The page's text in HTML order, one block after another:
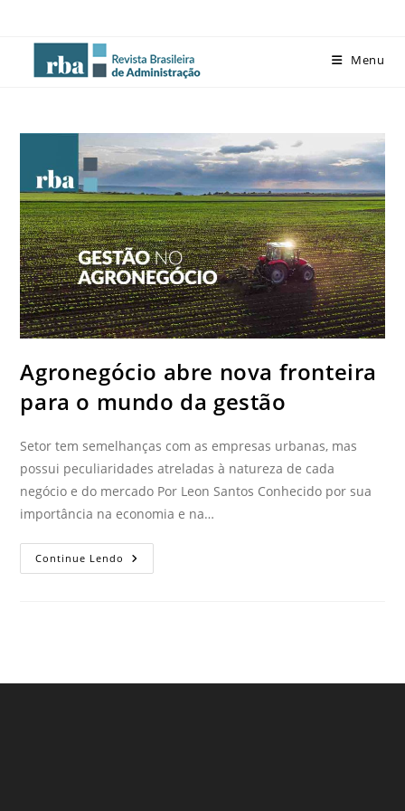
Menu
Agronegócio abre nova fronteira
para o mundo da gestão
Setor tem semelhanças com as empresas urbanas, mas
possui peculiaridades atreladas à natureza de cada
negócio e do mercado Por Leon Santos Conhecido por sua
importância na economia e na…
Continue Lendo